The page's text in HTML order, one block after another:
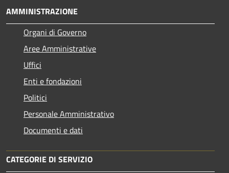
AMMINISTRAZIONE
Organi di Governo
Aree Amministrative
Uffici
Enti e fondazioni
Politici
Personale Amministrativo
Documenti e dati
CATEGORIE DI SERVIZIO